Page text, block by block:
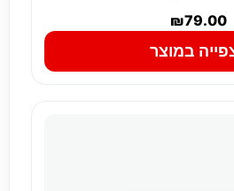
₪79.00
במוצר